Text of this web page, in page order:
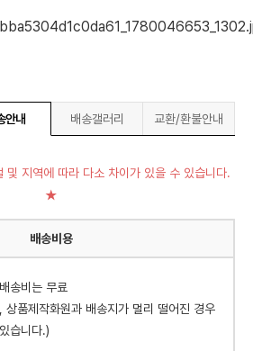
안내 배송갤러리 교환/환불안내
지역에 따라 다소 차이가 있을 수 있습니다.
★
배송비용
송비는 무료
상품제작화원과 배송지가 멀리 떨어진 경우
습니다.)